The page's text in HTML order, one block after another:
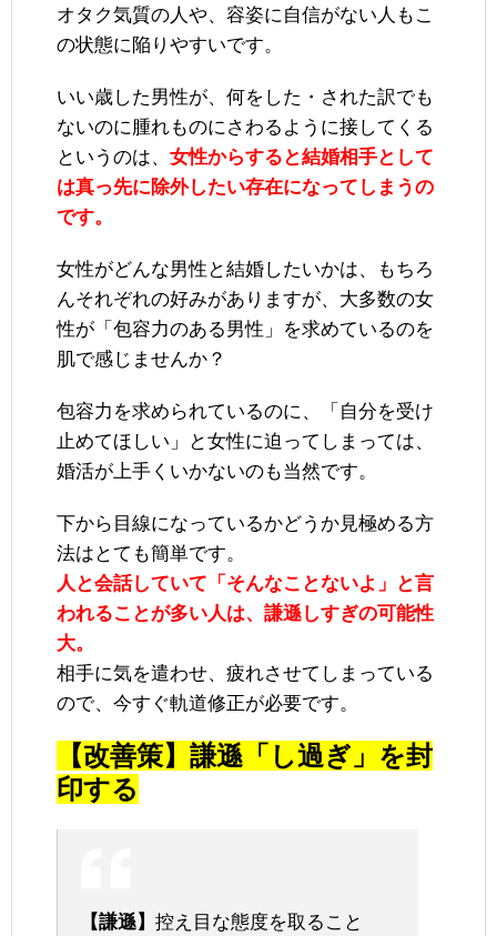
オタク気質の人や、容姿に自信がない人もこ
の状態に陥りやすいです。
いい歳した男性が、何をした・された訳でも
ないのに腫れものにさわるように接してくる
というのは、 女性からすると結婚相手として
は真っ先に除外したい存在になってしまうの
です。
女性がどんな男性と結婚したいかは、もちろ
んそれぞれの好みがありますが、大多数の女
性が「包容力のある男性」を求めているのを
肌で感じませんか？
包容力を求められているのに、「自分を受け
止めてほしい」と女性に迫ってしまっては、
婚活が上手くいかないのも当然です。
下から目線になっているかどうか見極める方
法はとても簡単です。
人と会話していて「そんなことないよ」と言
われることが多い人は、謙遜しすぎの可能性
大。
相手に気を遣わせ、疲れさせてしまっている
ので、今すぐ軌道修正が必要です。
【改善策】謙遜「し過ぎ」を封
印する
【謙遜】 控え目な態度を取ること